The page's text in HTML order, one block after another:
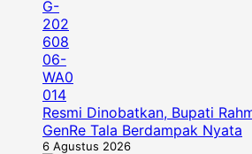
Resmi Dinobatkan, Bupati
GenRe Tala Berdampak Nyata
6 Agustus 2026